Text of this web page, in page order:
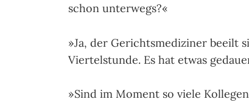
schon unterwegs?«
»Ja, der Gerichtsmediziner beeilt
Viertelstunde. Es hat etwas
»Sind im Moment so viele